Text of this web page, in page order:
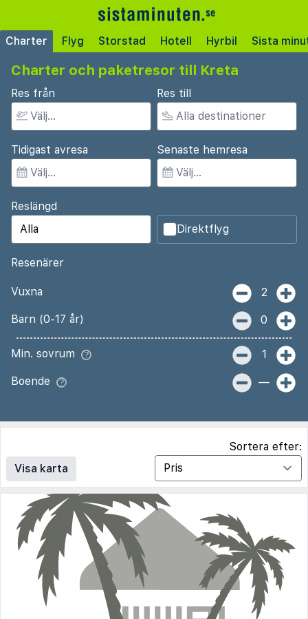
Charter Flyg Storstad Hotell Hyrbil Sista
Charter och paketresor till Kreta
Res från Res till
Tidigast avresa Senaste hemresa
Reslängd
Direktflyg
Resenärer
Vuxna 2
Barn (0-17 år) 0
Min. sovrum 1
Boende —
Visa karta
Sortera efter: